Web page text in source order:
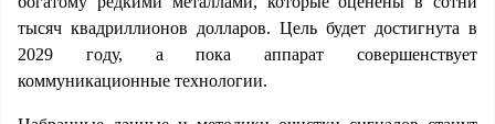
тысяч квадриллионов долларов. Цель будет достигнута в
2029 году, а пока аппарат совершенствует
коммуникационные технологии.